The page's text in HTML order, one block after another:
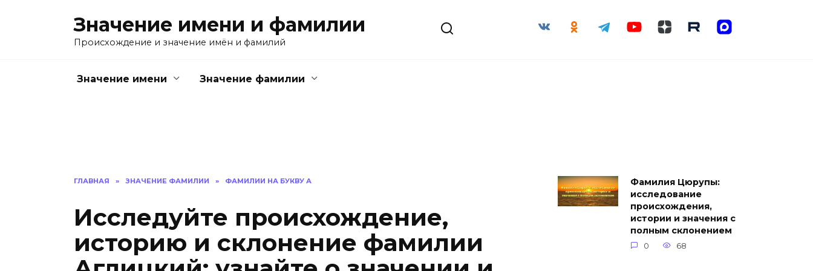
Значение имени и фамилии
Происхождение и значение имён и фамилий
Значение имени Значение фамилии
ГЛАВНАЯ » ЗНАЧЕНИЕ ФАМИЛИИ » ФАМИЛИИ НА БУКВУ А
Исследуйте происхождение,
историю и склонение фамилии
Фамилия Цюрупы:
исследование
происхождения,
истории и значения с
полным склонением
0 68